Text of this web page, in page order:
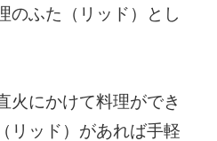
のふた（リッド）とし
火にかけて料理ができ
リッド）があれば手軽